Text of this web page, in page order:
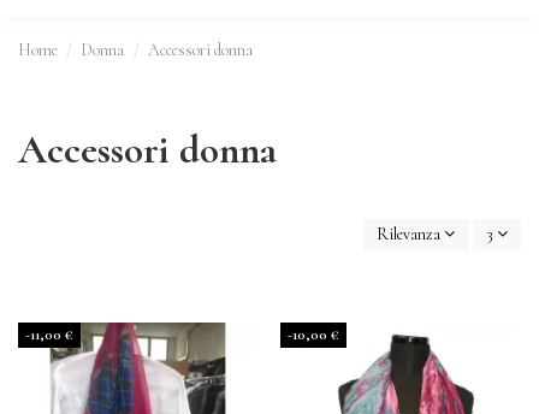
Home Donna Accessori donna
Accessori donna
Rilevanza 3
-11,00 € -10,00 €